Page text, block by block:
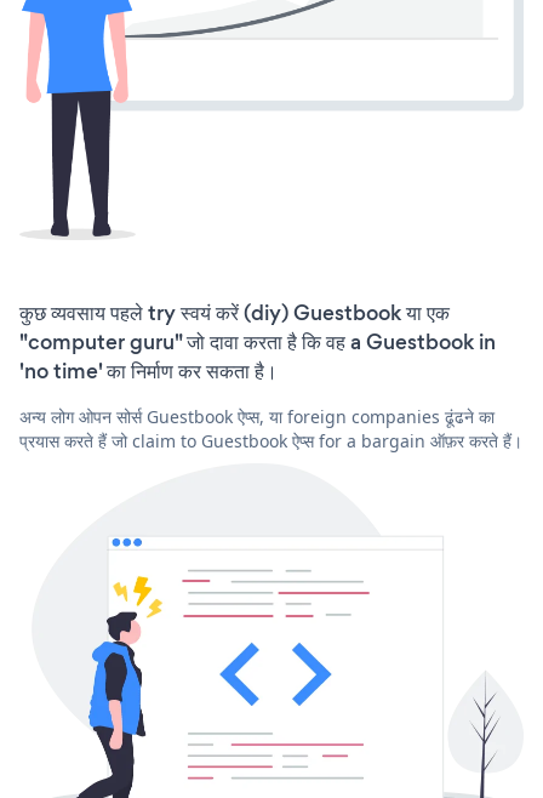
कुछ व्यवसाय पहले try स्वयं करें (diy) Guestbook या एक
"computer guru" जो दावा करता है कि वह a Guestbook in
'no time' का निर्माण कर सकता है।
अन्य लोग ओपन सोर्स Guestbook ऐप्स, या foreign companies ढूंढने का
प्रयास करते हैं जो claim to Guestbook ऐप्स for a bargain ऑफ़र करते हैं।